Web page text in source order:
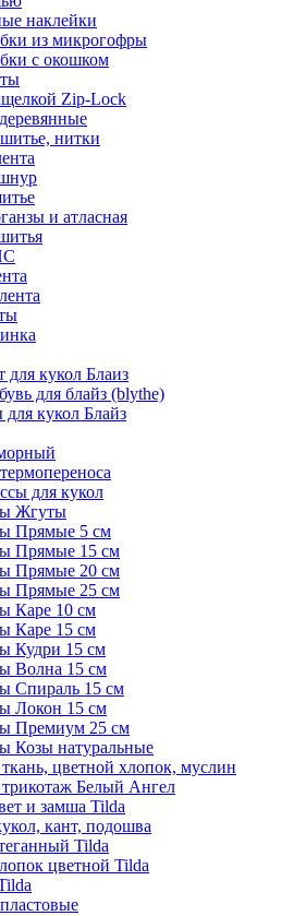
наклейки
из микрогофры
с окошком
Zip-Lock
нитки
и атласная
для кукол Блаиз
для блайз (blythe)
для кукол Блайз
для кукол
Жгуты
Прямые 5 см
Прямые 15 см
Прямые 20 см
Прямые 25 см
Каре 10 см
Каре 15 см
Кудри 15 см
Волна 15 см
Спираль 15 см
Локон 15 см
Премиум 25 см
Козы натуральные
цветной хлопок, муслин
Белый Ангел
и замша Tilda
кант, подошва
Tilda
цветной Tilda